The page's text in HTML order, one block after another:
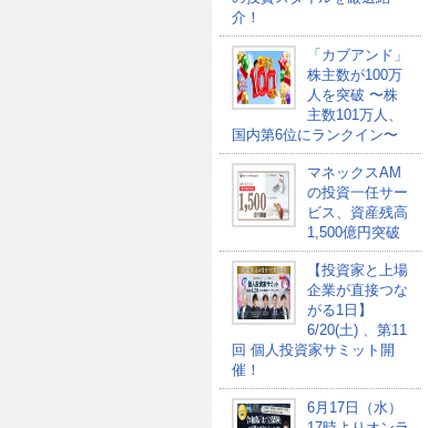
介！
「カブアンド」
株主数が100万
人を突破 〜株
主数101万人、
国内第6位にランクイン〜
マネックスAM
の投資一任サー
ビス、資産残高
1,500億円突破
【投資家と上場
企業が直接つな
がる1日】
6/20(土) 、第11
回 個人投資家サミット開
催！
6月17日（水）